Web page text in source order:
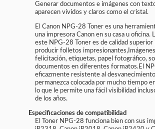
Generar documentos e imágenes con
aparecen vívidos y claros como el cristal.
El Canon NPG-28 Toner es una
una impresora Canon en su casa u oficina.
este NPG-28 Toner es de calidad superior
producir folletos
felicitación, etiquetas, papel fotográfico,
documentos en diferentes formatos.El
eficazmente resistente al
permanezca colocada por mucho tiempo
lo que le permite una fácil visibilidad
de los años.
Especificaciones de compatibilidad
El Toner NPG-28 funciona bien con sus